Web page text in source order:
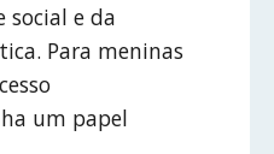
social e da
Para meninas
um papel